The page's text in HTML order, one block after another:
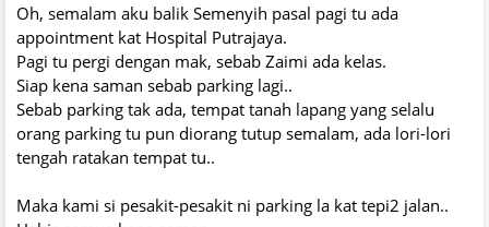
Oh, semalam aku balik Semenyih pasal pagi tu ada
appointment kat Hospital Putrajaya.
Pagi tu pergi dengan mak, sebab Zaimi ada kelas.
Siap kena saman sebab parking lagi..
Sebab parking tak ada, tempat tanah lapang yang selalu
orang parking tu pun diorang tutup semalam, ada lori-lori
tengah ratakan tempat tu..
Maka kami si pesakit-pesakit ni parking la kat tepi2 jalan..